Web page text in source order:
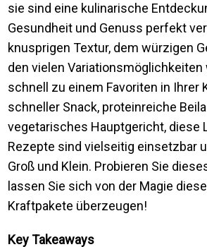
sie sind eine kulinarische
Gesundheit und Genuss perfekt
knusprigen Textur, dem würzigen
den vielen Variationsmöglichkeiten
schnell zu einem Favoriten in Ihrer
schneller Snack, proteinreiche
vegetarisches Hauptgericht, diese
Rezepte sind vielseitig einsetzbar
Groß und Klein. Probieren Sie
lassen Sie sich von der Magie
Kraftpakete überzeugen!
Key Takeaways